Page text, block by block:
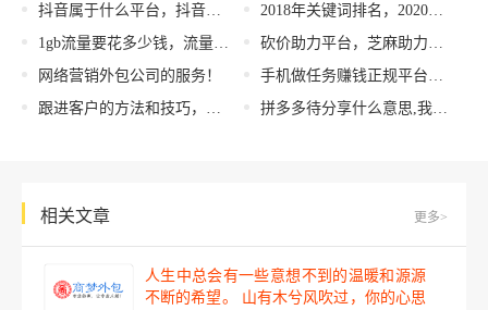
抖音属于什么平台，抖音属于哪个平台？
1gb流量要花多少钱，流量100mb多少钱
网络营销外包公司的服务！
跟进客户的方法和技巧，客户跟进策略技巧？
2018年关键词排名，2020关键词排名
砍价助力平台，芝麻助力平台？
手机做任务赚钱正规平台，手机做任务赚钱正规平台是什么套路？
拼多多待分享什么意思,我已经付款了（拼多多待分享什么意思怎么取消）
相关文章 更多>
人生中总会有一些意想不到的温暖和源源
不断的希望。 山有木兮风吹过，你的心思